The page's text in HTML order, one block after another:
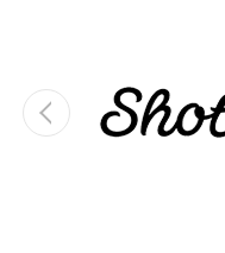
的地
果您
找一